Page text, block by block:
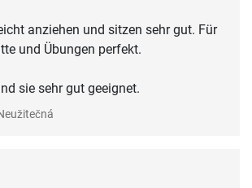
anziehen und sitzen sehr gut. Für
und Übungen perfekt.
sie sehr gut geeignet.